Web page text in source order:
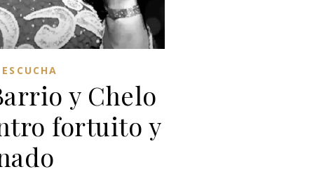
ESCUCHA
y Chelo
fortuito y